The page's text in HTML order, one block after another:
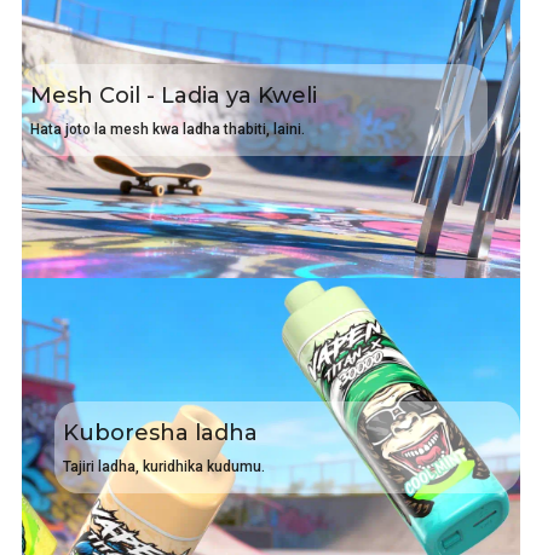
Mesh Coil - Ladia ya Kweli
Hata joto la mesh kwa ladha thabiti, laini.
Kuboresha ladha
Tajiri ladha, kuridhika kudumu.